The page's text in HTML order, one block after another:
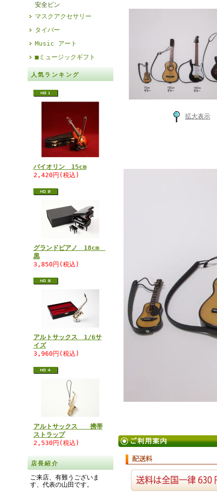
安全ピン
マスクアクセサリー
タイバー
Music アート
■ミュージックギフト
人気ランキング
バイオリン 15cm
2,420円(税込)
グランドピアノ 18cm
黒
3,850円(税込)
アルトサックス 1/6サ
イズ
3,960円(税込)
アルトサックス 携帯
ストラップ
2,530円(税込)
店長紹介
ご来店、有難うございま
す、代表の山田です。
拡大表示